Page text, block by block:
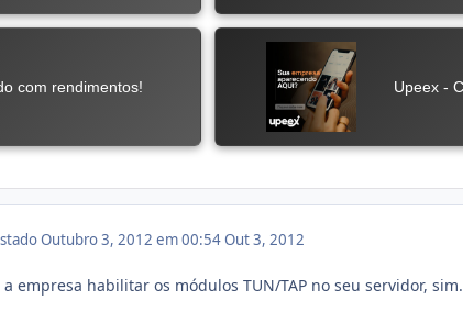
Outubro 3, 2012 em 00:54Out 3, 2012
a empresa habilitar os módulos TUN/TAP no seu servidor, sim.